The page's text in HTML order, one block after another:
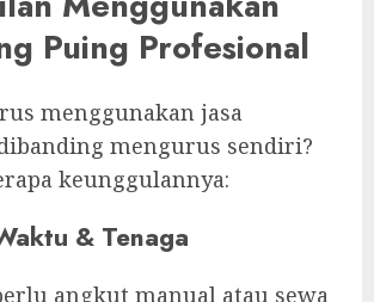
Puing Profesional
menggunakan jasa
mengurus sendiri?
keunggulannya:
& Tenaga
angkut manual atau sewa